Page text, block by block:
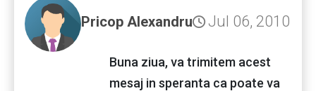
Pricop Alexandru Jul 06, 2010
Buna ziua, va trimitem acest
mesaj in speranta ca poate va